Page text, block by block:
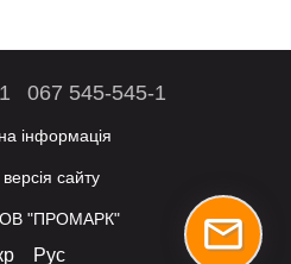
067 545-545-1
інформація
сайту
"ПРОМАРК"
Рус